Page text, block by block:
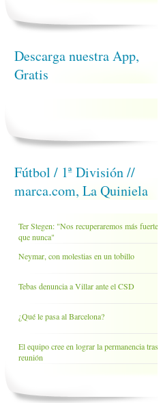
Descarga nuestra App,
Gratis
Fútbol / 1ª División //
marca.com, La Quiniela
Ter Stegen: "Nos recuperaremos más fuertes
que nunca"
Neymar, con molestias en un tobillo
Tebas denuncia a Villar ante el CSD
¿Qué le pasa al Barcelona?
El equipo cree en lograr la permanencia tras la
reunión